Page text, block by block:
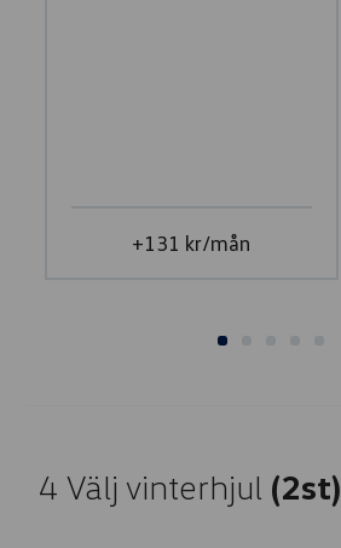
+131 kr/mån
4 Välj vinterhjul (2st)